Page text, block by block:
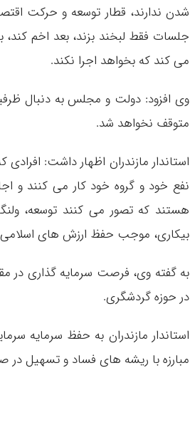
شدن ندارند، قطار توسعه و حرکت
جلسات فقط لبخند بزند، بعد اخم
می کند که بخواهد اجرا نکند.
وی افزود: دولت و مجلس به دنبال
متوقف نخواهد شد.
استاندار مازندران اظهار داشت:
نفع خود و گروه خود کار می کنند و
هستند که تصور می کنند توسعه،
بیکاری، موجب حفظ ارزش های اسلامی
به گفته وی، فرصت سرمایه گذاری
در حوزه گردشگری.
استاندار مازندران به حفظ سرمایه
مبارزه با ریشه های فساد و تسهیل در